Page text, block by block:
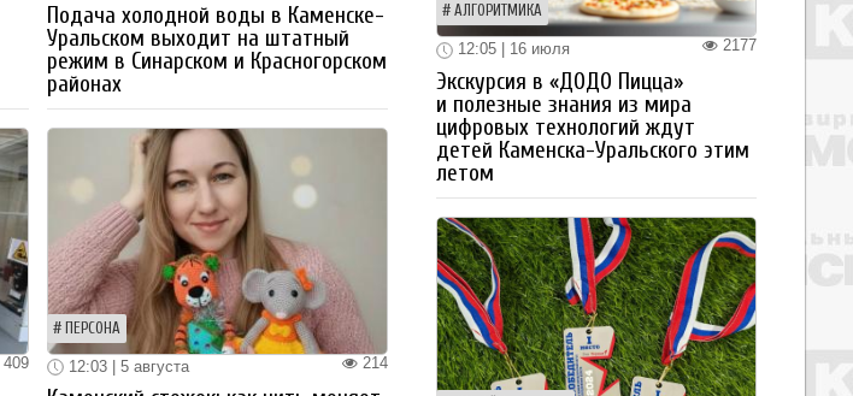
Подача холодной воды в Каменске-
Уральском выходит на штатный
режим в Синарском и Красногорском
районах
409
ПЕРСОНА
214
12:03 | 5 августа
АЛГОРИТМИКА
2177
12:05 | 16 июля
Экскурсия в «ДОДО Пицца»
и полезные знания из мира
цифровых технологий ждут
детей Каменска-Уральского этим
летом